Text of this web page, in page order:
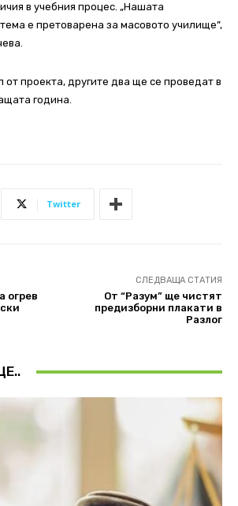
в учебния процес. „Нашата
е претоварена за масовото училище”,
от проекта, другите два ще се проведат в
година.
Twitter
огрев
СЛЕДВАЩА СТАТИЯ
От “Разум” ще чистят
предизборни плакати в
Разлог